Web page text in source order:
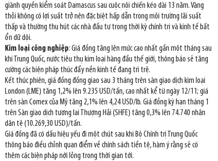
giành quyền kiểm soát Damascus sau cuộc nội chiến kéo dài 13 năm. Vàng
thỏi không có lợi suất trở nên đặc biệt hấp dẫn trong môi trường lãi suất
thấp và thường thu hút các nhà đầu tư trong thời kỳ chính trị và kinh tế bất
ổn dữ dội.
Kim loại công nghiệp: Giá đồng tăng lên mức cao nhất gần một tháng sau
khi Trung Quốc, nước tiêu thụ kim loại hàng đầu thế giới, thông báo sẽ tăng
cường các biện pháp thúc đẩy nền kinh tế đang trì trệ.
Kết thúc phiên, giá đồng đồng giao sau 3 tháng trên sàn giao dịch kim loại
London (LME) tăng 1,2% lên 9.235 USD/tấn, cao nhất kể từ ngày 12/11; giá
trên sàn Comex của Mỹ tăng 2,1% lên 4,24 USD/lb. Giá đồng kỳ hạn tháng 1
trên Sàn giao dịch tương lai Thượng Hải (SHFE) tăng 0,3% lên 74.740 nhân
dân tệ (10.269,30 USD)/tấn.
Giá đồng đã có dấu hiệu yếu đi một chút sau khi Bộ Chính trị Trung Quốc
thông báo điều chỉnh quan điểm về chính sách tiền tệ, hàm ý rằng sẽ có
thêm các biện pháp nới lỏng trong thời gian tới.